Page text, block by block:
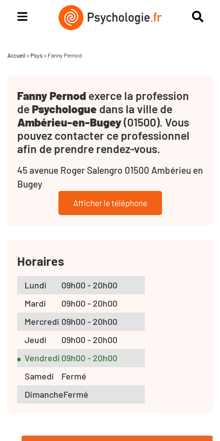
Accueil > Psys > Fanny Pernod
Fanny Pernod exerce la profession
dePsychologue dans la ville de
Ambérieu-en-Bugey(01500). Vous
pouvez contacter ce professionnel
afin de prendre rendez-vous.
45 avenue Roger Salengro 01500 Ambérieu en
Bugey
Afficher le téléphone
Horaires
Lundi
09h00 - 20h00
Mardi
09h00 - 20h00
Mercredi 09h00 - 20h00
Jeudi
09h00 - 20h00
Vendredi 09h00 - 20h00
Samedi
Fermé
DimancheFermé